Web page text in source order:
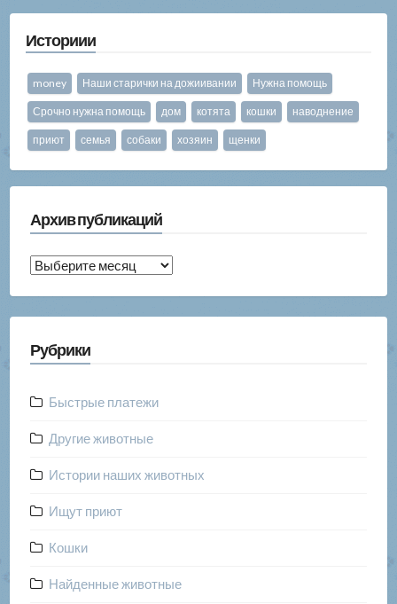
Историии
money Наши старички на дожиивании Нужна помощь
Срочно нужна помощь дом котята кошки наводнение
приют семья собаки хозяин щенки
Архив публикаций
Архив
Рубрики
Быстрые платежи
Другие животные
Истории наших животных
Ищут приют
Кошки
Найденные животные